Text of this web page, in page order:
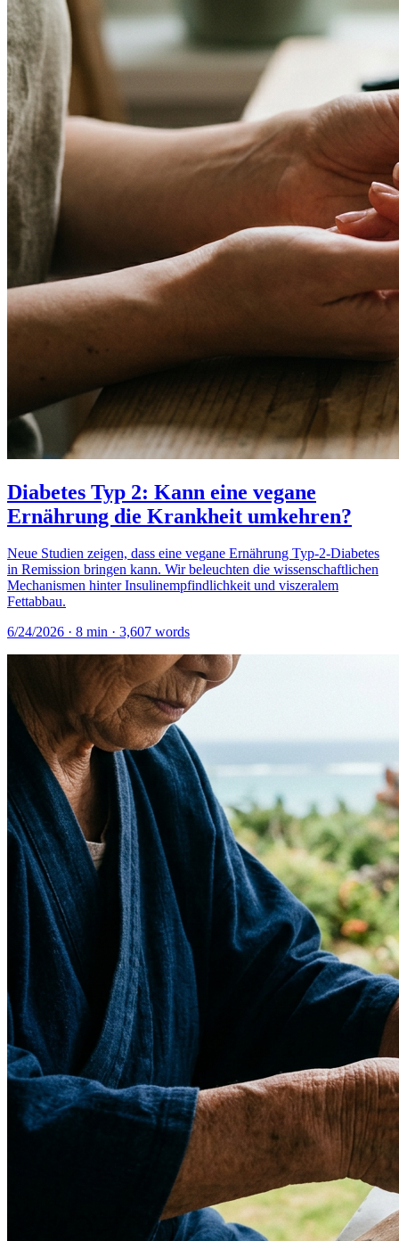
Diabetes Typ 2: Kann eine vegane
Ernährung die Krankheit umkehren?
Neue Studien zeigen, dass eine vegane Ernährung Typ-2-Diabetes
in Remission bringen kann. Wir beleuchten die wissenschaftlichen
Mechanismen hinter Insulinempfindlichkeit und viszeralem
Fettabbau.
6/24/2026 · 8 min · 3,607 words